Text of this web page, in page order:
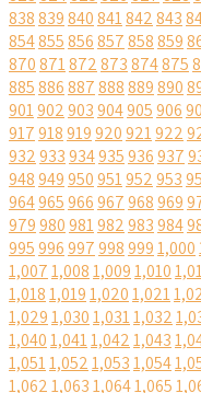
838839840841842843
854855856857858859
870871872873874875
885886887888889890
901902903904905906
917918919920921922
932933934935936937
948949950951952953
964965966967968969
979980981982983984
9959969979989991,000
1,0071,0081,0091,010
1,0181,0191,0201,021
1,0291,0301,0311,032
1,0401,0411,0421,043
1,0511,0521,0531,054
1,0621,0631,0641,065